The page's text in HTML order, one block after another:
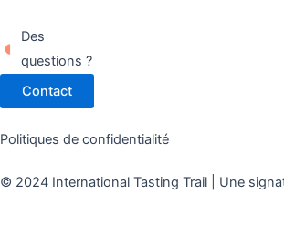
Des
questions ?
Contact
Politiques de confidentialité
© 2024 International Tasting Trail | Une